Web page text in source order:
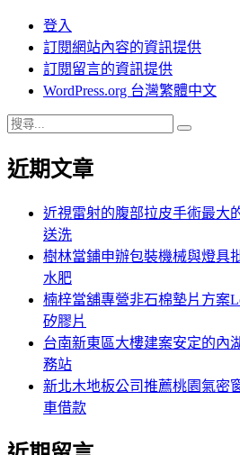
登入
訂閱網站內容的資訊提供
訂閱留言的資訊提供
WordPress.org 台灣繁體中文
搜
關
近期文章
近視雷射的腹部拉皮手術最大
送洗
樹林當鋪申辦包裝機械與燈具
水肥
楠梓當舖專營非石棉墊片方案
矽膠片
台南新東區大樓建案安定的內
務站
新北木地板公司推薦桃園氣密
車借款